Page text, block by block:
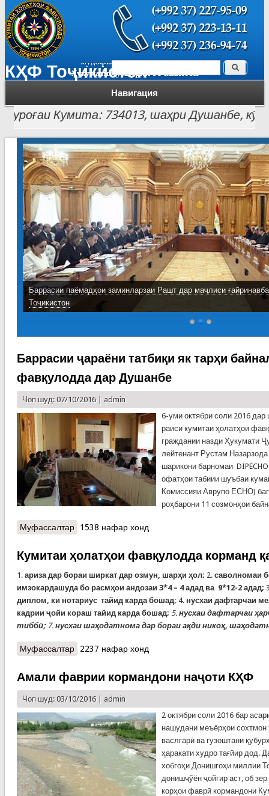
КҲФ Тоҷикистон
Навигация
Форма поиска Поиск
Кумита: 734013, шаҳри Душанбе, кӯчаи
Баррасии паёмадҳои заминларзаи Рашт дар маҷлиси
Тоҷикистон
Баррасии ҷараёни татбиқи як тарҳи
фавқулодда дар Душанбе
Чоп шуд: 07/10/2016 | admin
6-уми октябри соли 2016
раиси кумитаи ҳолатҳои
граждании назди Ҳукумати
лейтенант Рустам
шарикони барномаи
офатҳои табиии шуъбаи
Комиссияи Аврупо ЕСНО)
роҳбарони 11 созмонҳои
Муфассалтаро Баррасии ҷараёни татбиқи як тарҳи
Душанбе
1538 нафар хонд
Кумитаи ҳолатҳои фавқулодда корманд
1. ариза дар бораи ширкат дар озмун, шарҳи ҳол; 2. саволномаи
имзокардашуда бо расмҳои андозаи 3*4 – 4 адад ва 9*12-2 адад;
диплом, ки нотариус тайид карда бошад; 4. нусхаи дафтарчаи
кадрии ҷойи кораш тайид карда бошад; 5. нусхаи дафтарчаи
тиббӣ; 7. нусхаи шаҳодатнома дар бораи ақди никоҳ,
Муфассалтаро Кумитаи ҳолатҳои фавқулодда корманд қабул
2237 нафар хонд
Амали фаврии кормандони наҷоти КҲФ
Чоп шуд: 03/10/2016 | admin
2 октябри соли 2016 бар
нашудани меъёрҳои сохтмон
васлгарӣ ва гузоштани
ҳаракати худро тағйир дод.
хобгоҳи Донишгоҳи миллии
донишҷўён ҷойгир аст, об
корҳои фаврӣ кормандони